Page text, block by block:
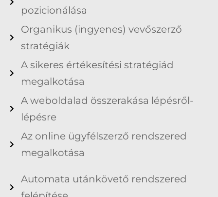
pozicionálása
Organikus (ingyenes) vevőszerző
stratégiák
A sikeres értékesítési stratégiád
megalkotása
A weboldalad összerakása lépésről-
lépésre
Az online ügyfélszerző rendszered
megalkotása
Automata utánkövető rendszered